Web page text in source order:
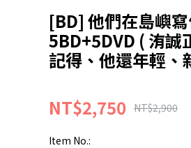
[BD] 他們在島嶼
5BD+5DVD ( 洧誠
記得、他還年輕、
NT$2,750 NT$2,900
Item No.: